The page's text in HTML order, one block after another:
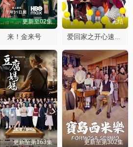
更新至02集
来！金来号
完结
爱回家之开心速递2025
更新至第163集 更新至第302集